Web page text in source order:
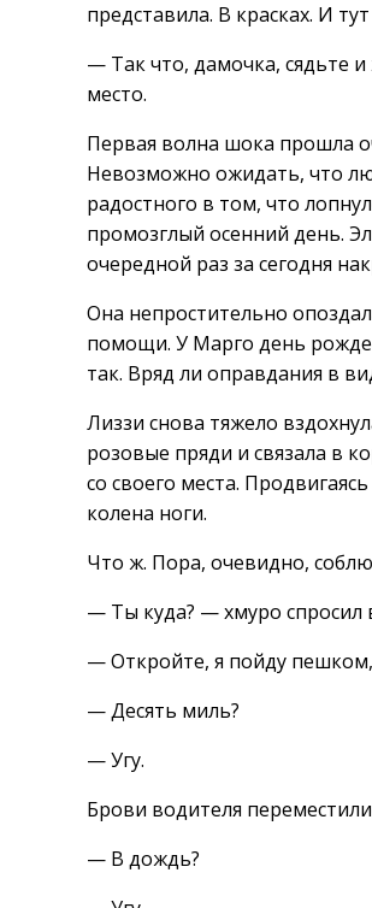
представила. В красках. И
— Так что, дамочка, сядьте
место.
Первая волна шока прошла
Невозможно ожидать, что
радостного в том, что
промозглый осенний день.
очередной раз за сегодня
Она непростительно
помощи. У Марго день
так. Вряд ли оправдания в
Лиззи снова тяжело
розовые пряди и связала в
со своего места.
колена ноги.
Что ж. Пора, очевидно,
— Ты куда? — хмуро спросил
— Откройте, я пойду
— Десять миль?
— Угу.
Брови водителя
— В дождь?